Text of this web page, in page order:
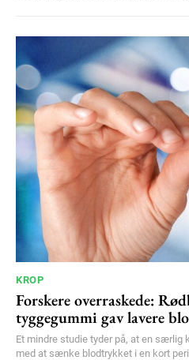
KROP
Forskere overraskede:
tyggegummi gav lavere
Et mindre studie tyder på, at en
med at sænke blodtrykket i en kort